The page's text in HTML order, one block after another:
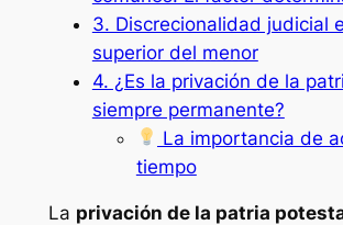
3. Discrecionalidad judicial
superior del menor
4. ¿Es la privación de la
siempre permanente?
La importancia de
tiempo
La privación de la patria